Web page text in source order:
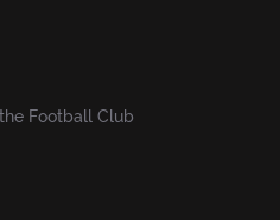
Football Club